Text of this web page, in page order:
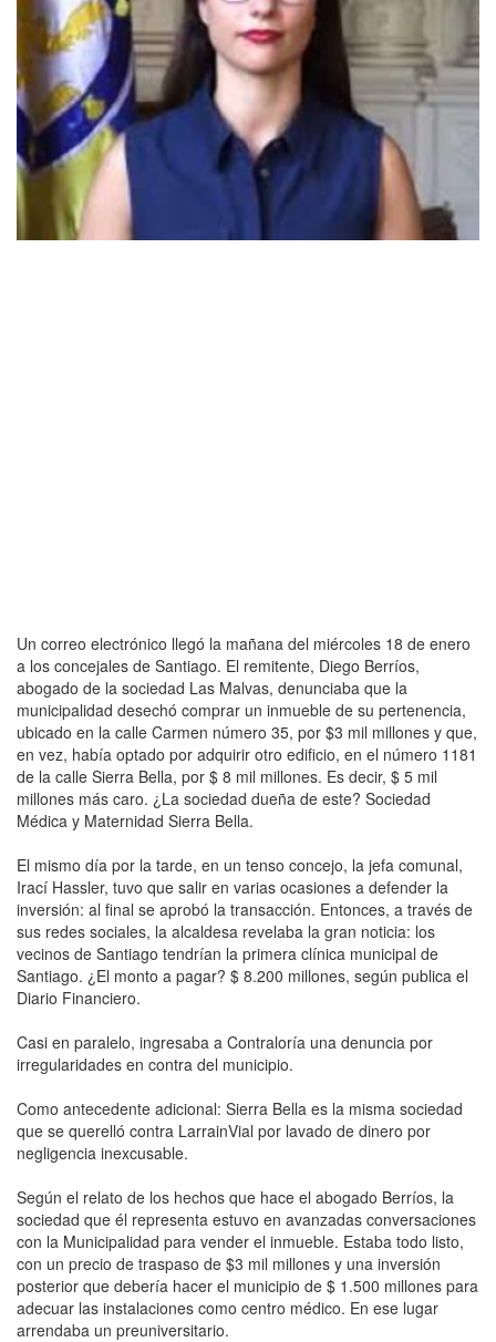
Un correo electrónico llegó la mañana del miércoles 18 de enero
a los concejales de Santiago. El remitente, Diego Berríos,
abogado de la sociedad Las Malvas, denunciaba que la
municipalidad desechó comprar un inmueble de su pertenencia,
ubicado en la calle Carmen número 35, por $3 mil millones y que,
en vez, había optado por adquirir otro edificio, en el número 1181
de la calle Sierra Bella, por $ 8 mil millones. Es decir, $ 5 mil
millones más caro. ¿La sociedad dueña de este? Sociedad
Médica y Maternidad Sierra Bella.
El mismo día por la tarde, en un tenso concejo, la jefa comunal,
Irací Hassler, tuvo que salir en varias ocasiones a defender la
inversión: al final se aprobó la transacción. Entonces, a través de
sus redes sociales, la alcaldesa revelaba la gran noticia: los
vecinos de Santiago tendrían la primera clínica municipal de
Santiago. ¿El monto a pagar? $ 8.200 millones, según publica el
Diario Financiero.
Casi en paralelo, ingresaba a Contraloría una denuncia por
irregularidades en contra del municipio.
Como antecedente adicional: Sierra Bella es la misma sociedad
que se querelló contra LarrainVial por lavado de dinero por
negligencia inexcusable.
Según el relato de los hechos que hace el abogado Berríos, la
sociedad que él representa estuvo en avanzadas conversaciones
con la Municipalidad para vender el inmueble. Estaba todo listo,
con un precio de traspaso de $3 mil millones y una inversión
posterior que debería hacer el municipio de $ 1.500 millones para
adecuar las instalaciones como centro médico. En ese lugar
arrendaba un preuniversitario.